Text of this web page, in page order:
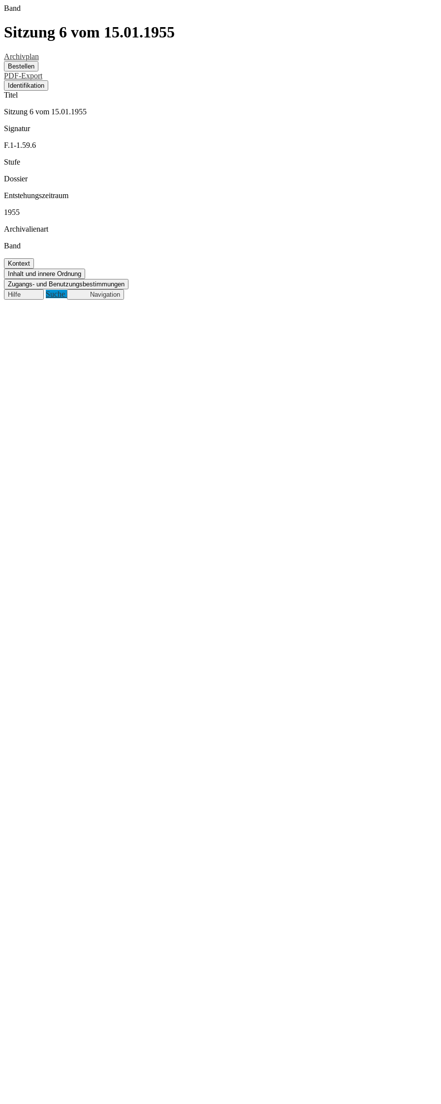
Band
Sitzung 6 vom 15.01.1955
Archivplan
Bestellen
PDF-Export
Identifikation
Titel
Sitzung 6 vom 15.01.1955
Signatur
F.1-1.59.6
Stufe
Dossier
Entstehungszeitraum
1955
Archivalienart
Band
Kontext
Inhalt und innere Ordnung
Zugangs- und Benutzungsbestimmungen
Hilfe
Suche Navigation